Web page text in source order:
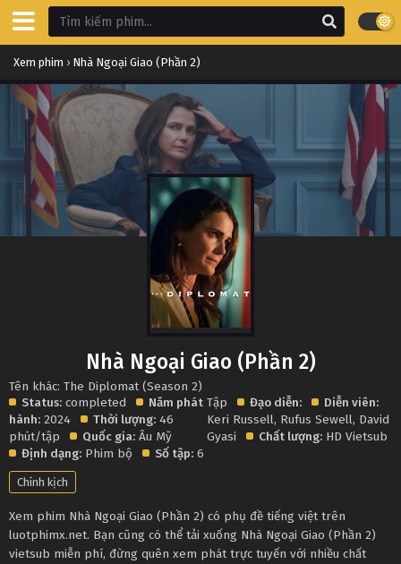
Xem phim › Nhà Ngoại Giao (Phần 2)
Nhà Ngoại Giao (Phần 2)
Tên khác: The Diplomat (Season 2)
Status: completed
Năm phát
hành: 2024 Thời lượng: 46
phút/tập
Quốc gia: Âu Mỹ
Định dạng: Phim bộ Số tập: 6
Tập Đạo diễn:
Diễn viên:
Keri Russell, Rufus Sewell, David
Gyasi
Chất lượng: HD Vietsub
Chính kịch
Xem phim Nhà Ngoại Giao (Phần 2) có phụ đề tiếng việt trên
luotphimx.net. Bạn cũng có thể tải xuống Nhà Ngoại Giao (Phần 2)
vietsub miễn phí, đừng quên xem phát trực tuyến với nhiều chất